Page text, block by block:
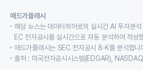
애드가플래시
해당 뉴스는 데이터히어로의 실시간 AI 투자분석
EC 전자공시를 실시간으로 자동 분석하여 작성
애드가플래시는 SEC 전자공시 8-K를 분석합니
출처 : 미국전자공시시스템(EDGAR),